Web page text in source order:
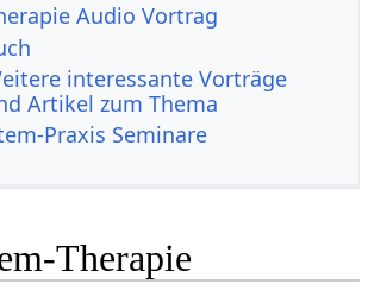
Audio Vortrag
interessante Vorträge
Artikel zum Thema
Praxis Seminare
Therapie